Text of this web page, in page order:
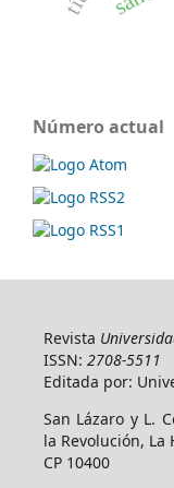
Número actual
Revista
ISSN: 2708-5511
Editada por:
San Lázaro y L.
la Revolución, La
CP 10400